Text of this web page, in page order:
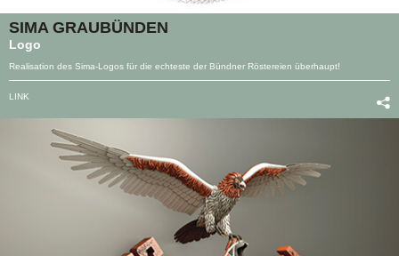
SIMA GRAUBÜNDEN
Logo
Realisation des Sima-Logos für die echteste der Bündner Röstereien überhaupt!
LINK